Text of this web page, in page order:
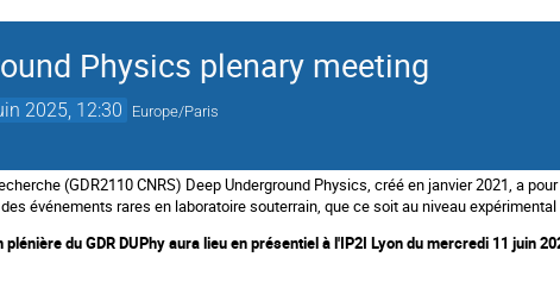
Physics plenary meeting
2025, 12:30 Europe/Paris
(GDR2110 CNRS) Deep Underground Physics, créé en janvier 2021, a
événements rares en laboratoire souterrain, que ce soit au niveau
du GDR DUPhy aura lieu en présentiel à l'IP2I Lyon du mercredi 11 juin